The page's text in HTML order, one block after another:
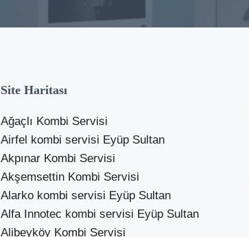
Site Haritası
Ağaçlı Kombi Servisi
Airfel kombi servisi Eyüp Sultan
Akpınar Kombi Servisi
Akşemsettin Kombi Servisi
Alarko kombi servisi Eyüp Sultan
Alfa Innotec kombi servisi Eyüp Sultan
Alibeyköy Kombi Servisi